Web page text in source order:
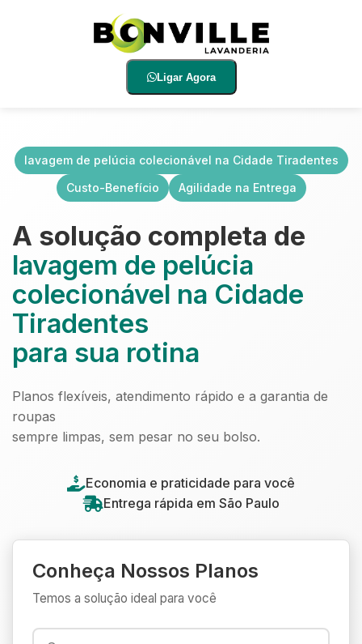
Ligar Agora
lavagem de pelúcia colecionável na Cidade Tiradentes
Custo-Benefício
Agilidade na Entrega
A solução completa de
lavagem de pelúcia
colecionável na Cidade
Tiradentes
para sua rotina
Planos flexíveis, atendimento rápido e a garantia de
roupas
sempre limpas, sem pesar no seu bolso.
Economia e praticidade para você
Entrega rápida em São Paulo
Conheça Nossos Planos
Temos a solução ideal para você